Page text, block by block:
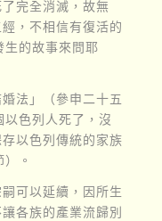
完全消滅，故無
，不相信有復活的
的故事來問耶
法」（參申二十五
色列人死了，沒
以色列傳統的家族
。
可以延續，因所生
各族的產業流歸別